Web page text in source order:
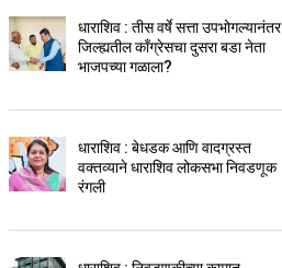
धाराशिव : तीस वर्षे सत्ता उपभोगल्यानंतर
जिल्ह्यतील कॉंग्रेसचा दुसरा बडा नेता
भाजपच्या गळाला?
धाराशिव : बेधडक आणि वादग्रस्त
वक्तव्याने धाराशिव लोकसभा निवडणूक
रंगली